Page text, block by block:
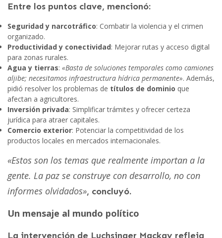
Entre los puntos clave, mencionó:
Seguridad y narcotráfico: Combatir la violencia y el crimen
organizado.
Productividad y conectividad: Mejorar rutas y acceso digital
para zonas rurales.
Agua y tierras: «Basta de soluciones temporales como camiones
aljibe; necesitamos infraestructura hídrica permanente». Además,
pidió resolver los problemas de títulos de dominio que
afectan a agricultores.
Inversión privada: Simplificar trámites y ofrecer certeza
jurídica para atraer capitales.
Comercio exterior: Potenciar la competitividad de los
productos locales en mercados internacionales.
«Estos son los temas que realmente importan a la
gente. La paz se construye con desarrollo, no con
informes olvidados», concluyó.
Un mensaje al mundo político
La intervención de Luchsinger Mackay refleja